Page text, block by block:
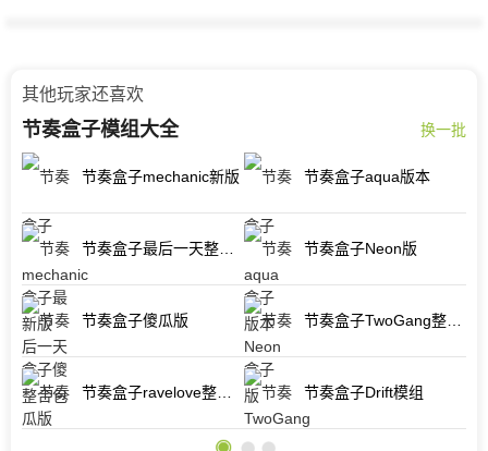
其他玩家还喜欢
节奏盒子模组大全 换一批
节奏盒子mechanic新版 节奏盒子aqua版本
节奏盒子Neon版
节奏盒子傻瓜版
节奏盒子Drift模组